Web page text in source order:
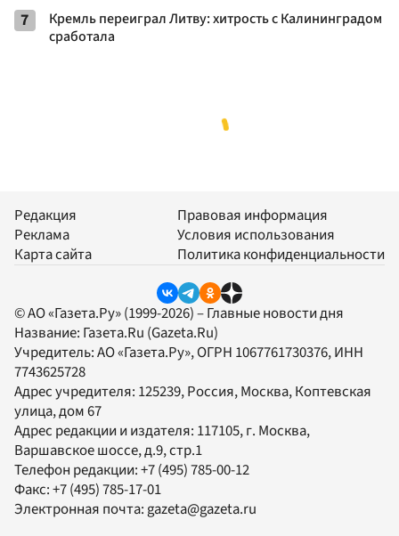
7
Кремль переиграл Литву: хитрость с Калининградом
сработала
Редакция
Реклама
Карта сайта
Правовая информация
Условия использования
Политика конфиденциальности
© АО «Газета.Ру» (1999-2026) – Главные новости дня
Название: Газета.Ru (Gazeta.Ru)
Учредитель:АО «Газета.Ру», ОГРН 1067761730376, ИНН
7743625728
Адрес учредителя: 125239, Россия, Москва, Коптевская
улица, дом 67
Адрес редакции и издателя: 117105, г. Москва,
Варшавское шоссе, д.9, стр.1
Телефон редакции:+7 (495) 785-00-12
Факс:+7 (495) 785-17-01
Электронная почта:gazeta@gazeta.ru